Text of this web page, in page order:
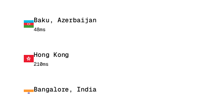
Baku, Azerbaijan
48ms
Hong Kong
210ms
Bangalore, India